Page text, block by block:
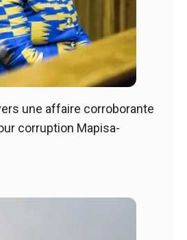
une affaire corroborante
corruption Mapisa-